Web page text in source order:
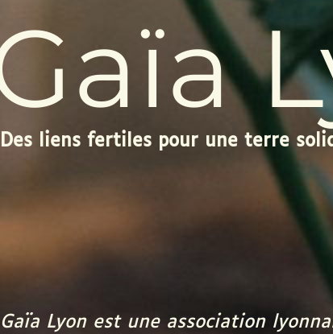
Des liens fertiles pour une terre
Gaïa Lyon est une association